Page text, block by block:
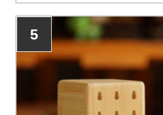
5